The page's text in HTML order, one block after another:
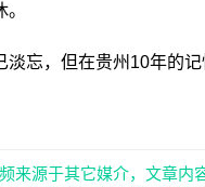
，但在贵州10年的记
来源于其它媒介，文章内